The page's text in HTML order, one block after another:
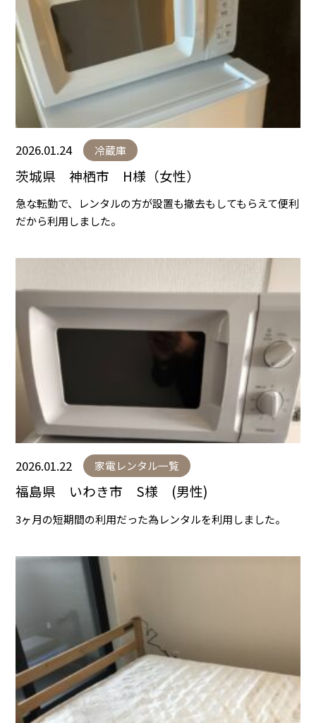
2026.01.24 冷蔵庫
茨城県 神栖市 H様（女性）
急な転勤で、レンタルの方が設置も撤去もしてもらえて便利
だから利用しました。
2026.01.22 家電レンタル一覧
福島県 いわき市 S様 (男性)
3ヶ月の短期間の利用だった為レンタルを利用しました。